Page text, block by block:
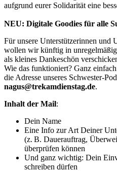
aufgrund eurer Solidarität eine
NEU: Digitale Goodies für alle
Für unsere Unterstützerinnen und
wollen wir künftig in
als kleines Dankeschön
Wie das funktioniert? Ganz
die Adresse unseres Schwester-
nagus@trekamdienstag.de.
Inhalt der Mail:
Dein Name
Eine Info zur Art Deiner
(z. B. Dauerauftrag,
überprüfen können
Und ganz wichtig: Dein
schreiben dürfen